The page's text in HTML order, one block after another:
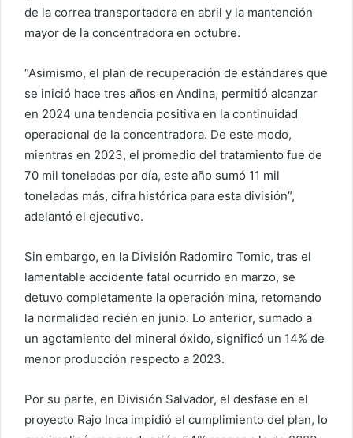
de la correa transportadora en abril y la mantención
mayor de la concentradora en octubre.
“Asimismo, el plan de recuperación de estándares que
se inició hace tres años en Andina, permitió alcanzar
en 2024 una tendencia positiva en la continuidad
operacional de la concentradora. De este modo,
mientras en 2023, el promedio del tratamiento fue de
70 mil toneladas por día, este año sumó 11 mil
toneladas más, cifra histórica para esta división”,
adelantó el ejecutivo.
Sin embargo, en la División Radomiro Tomic, tras el
lamentable accidente fatal ocurrido en marzo, se
detuvo completamente la operación mina, retomando
la normalidad recién en junio. Lo anterior, sumado a
un agotamiento del mineral óxido, significó un 14% de
menor producción respecto a 2023.
Por su parte, en División Salvador, el desfase en el
proyecto Rajo Inca impidió el cumplimiento del plan, lo